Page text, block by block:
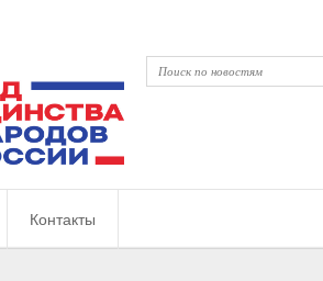
Контакты